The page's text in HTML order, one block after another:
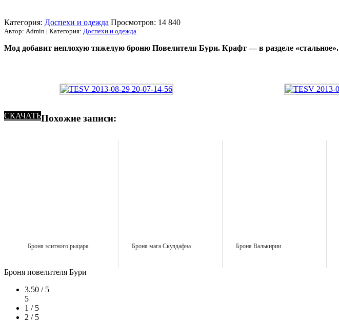
Категория: Доспехи и одежда Просмотров: 14 840
Автор: Admin | Категория: Доспехи и одежда
Мод добавит неплохую тяжелую броню Повелителя Бури. Крафт — в разделе «стальное».
СКАЧАТЬПохожие записи:
Броня элитного рыцаря Броня мага Скулдафна Броня Валькирии
Броня повелителя Бури
3.50 / 5
5
1 / 5
2 / 5